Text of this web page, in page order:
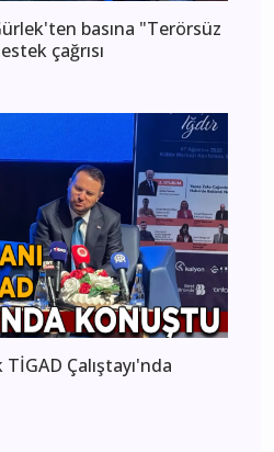
basına "Terörsüz
çağrısı
Çalıştayı'nda